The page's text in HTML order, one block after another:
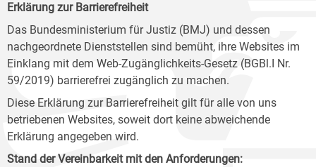
Erklärung zur Barrierefreiheit
Das Bundesministerium für Justiz (BMJ) und dessen
nachgeordnete Dienststellen sind bemüht, ihre Websites im
Einklang mit dem Web-Zugänglichkeits-Gesetz (BGBl.I Nr.
59/2019) barrierefrei zugänglich zu machen.
Diese Erklärung zur Barrierefreiheit gilt für alle von uns
betriebenen Websites, soweit dort keine abweichende
Erklärung angegeben wird.
Stand der Vereinbarkeit mit den Anforderungen: